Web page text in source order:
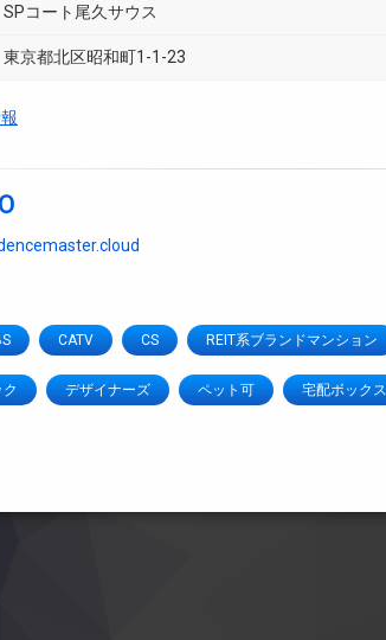
SPコート尾久サウス
東京都北区昭和町1-1-23
CATV CS REIT系ブランドマンション
デザイナーズ ペット可 宅配ボックス